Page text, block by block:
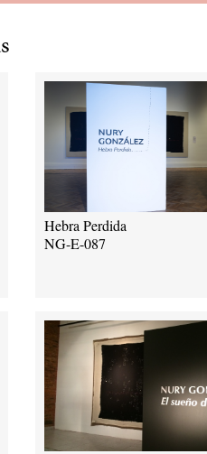
Hebra Perdida
NG-E-087